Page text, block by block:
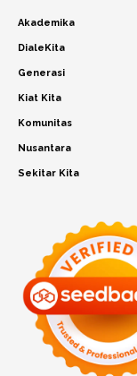
Akademika
DialeKita
Generasi
Kiat Kita
Komunitas
Nusantara
Sekitar Kita